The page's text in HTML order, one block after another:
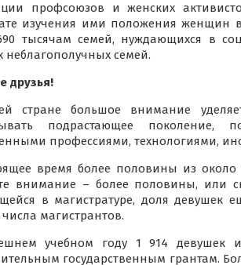
профсоюзов и женских
изучения ими положения женщин
тысячам семей, нуждающихся в
неблагополучных семей.
друзья!
стране большое внимание
подрастающее поколение,
профессиями, технологиями,
время более половины из около
внимание – более половины, или
в магистратуре, доля девушек
магистрантов.
учебном году 1 914 девушек
государственным грантам.